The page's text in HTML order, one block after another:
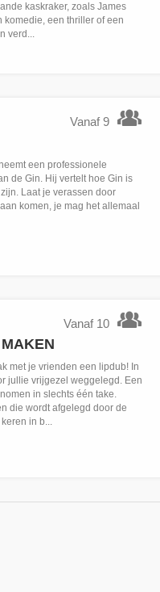
kaskraker, zoals James
komedie, een thriller of een
verd...
Vanaf 9
een professionele
de Gin. Hij vertelt hoe Gin is
Laat je verassen door
komen, je mag het allemaal
Vanaf 10
met je vrienden een lipdub! In
jullie vrijgezel weggelegd. Een
in slechts één take.
die wordt afgelegd door de
in b...